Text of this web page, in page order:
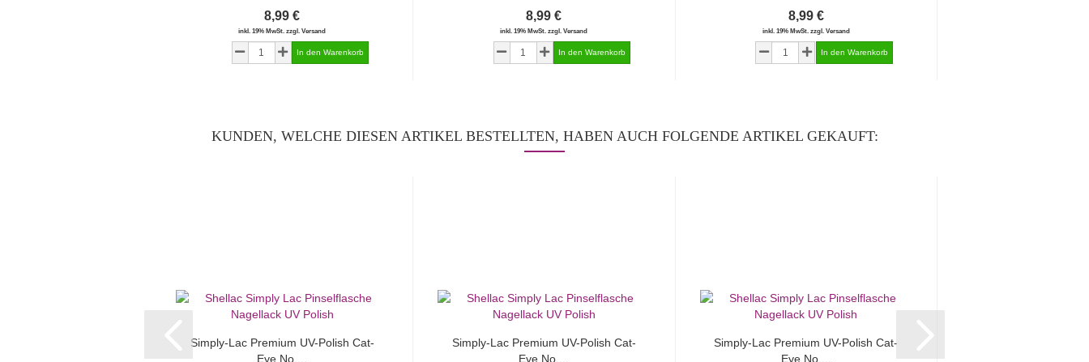
8,99 €
inkl. 19% MwSt. zzgl. Versand
8,99 €
inkl. 19% MwSt. zzgl. Versand
8,99 €
inkl. 19% MwSt. zzgl. Versand
KUNDEN, WELCHE DIESEN ARTIKEL BESTELLTEN, HABEN AUCH FOLGENDE ARTIKEL GEKAUFT:
Simply-Lac Premium UV-Polish Cat-
Eye No....
Simply-Lac Premium UV-Polish Cat-
Eye No....
Simply-Lac Premium UV-Polish Cat-
Eye No....